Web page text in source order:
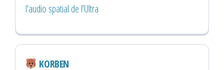
l'audio spatial de l'Ultra
KORBEN